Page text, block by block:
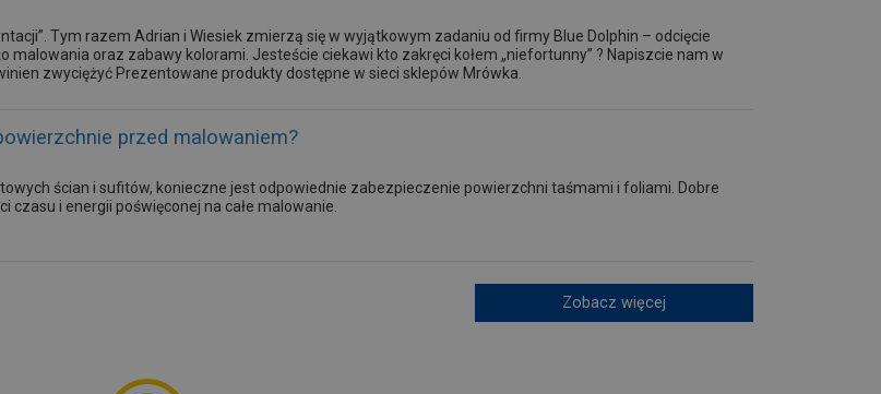
Tym razem Adrian i Wiesiek zmierzą się w wyjątkowym zadaniu od firmy Blue Dolphin – odcięcie
malowania oraz zabawy kolorami. Jesteście ciekawi kto zakręci kołem „niefortunny” ? Napiszcie nam w
zwyciężyć Prezentowane produkty dostępne w sieci sklepów Mrówka.
przed malowaniem?
ścian i sufitów, konieczne jest odpowiednie zabezpieczenie powierzchni taśmami i foliami. Dobre
czasu i energii poświęconej na całe malowanie.
Zobacz więcej